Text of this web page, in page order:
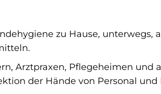
zu Hause, unterwegs,
Arztpraxen, Pflegeheimen und
der Hände von Personal und